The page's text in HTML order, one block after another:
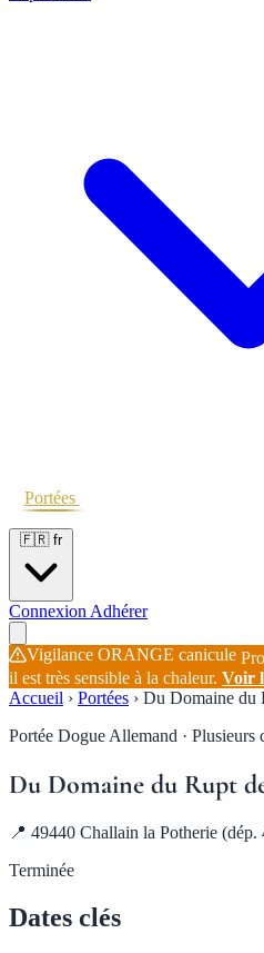
Portées
🇫🇷 fr
Connexion Adhérer
Vigilance ORANGE canicule
il est très sensible à la chaleur. Voir
Accueil › Portées › Du Domaine du
Portée Dogue Allemand · Plusieurs
Du Domaine du Rupt
📍 49440 Challain la Potherie (dép.
Terminée
Dates clés